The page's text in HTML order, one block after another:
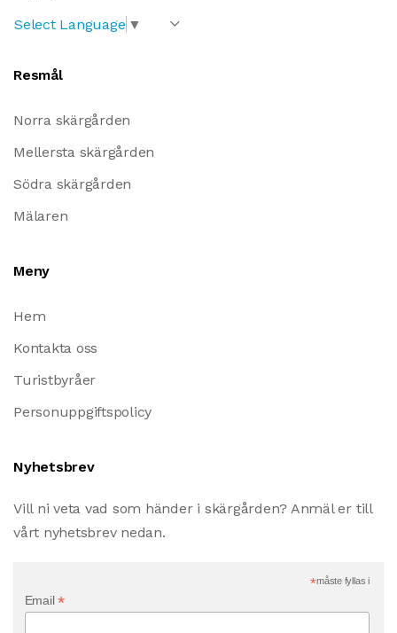
Select Language ▼
Resmål
Norra skärgården
Mellersta skärgården
Södra skärgården
Mälaren
Meny
Hem
Kontakta oss
Turistbyråer
Personuppgiftspolicy
Nyhetsbrev
Vill ni veta vad som händer i skärgården? Anmäl er till
vårt nyhetsbrev nedan.
*måste fyllas i
Email*